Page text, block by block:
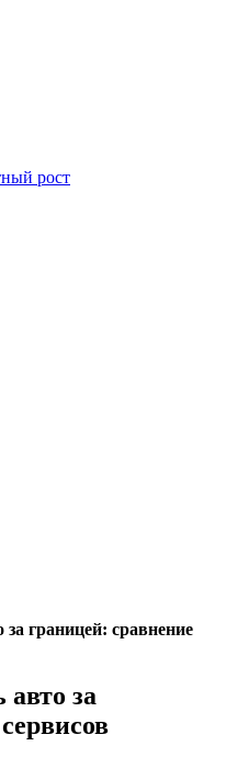
рост
границей: сравнение
авто за